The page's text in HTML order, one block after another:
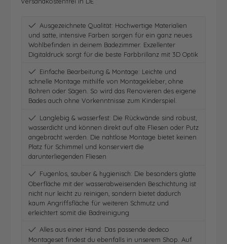
Ausgezeichnete Qualität: Hochwertige Materialien
und satte, intensive Farben sorgen für ein ganz neues
Wohlbefinden in deinem Badezimmer. Exzellenter
Digitaldruck sorgt für die beste Farbbrillanz mit 3D Optik
Einfache Bearbeitung & Montage: Leichte und
schnelle Montage mithilfe von Montagekleber, ohne
Bohren oder Sägen. So wird das Renovieren des eigene
Bades auch ohne Vorkenntnisse zum Kinderspiel.
Langlebig & wasserfest: Die Rückwände sind robust,
wasserdicht und können direkt auf alte Fliesen oder Putz
angebracht werden. Die nahtlose Montage bietet keinen
Platz für Schimmel und konserviert die
darunterliegenden Fliesen
Fugenlos, sauber & hygienisch: Die besonders glatte
Oberfläche mit der wasserabweisenden Beschichtung ist
nicht nur leicht zu reinigen, sondern bietet dadurch
kaum Angriffsfläche für weiteren Schmutz und
erleichtert somit die Badreinigung
Alles aus einer Hand: Das passende dedeco
Montageset findest du ebenfalls in unserem Shop. Auf